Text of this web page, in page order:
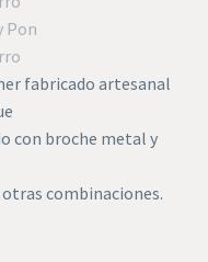
fabricado artesanal
con broche metal y
combinaciones.